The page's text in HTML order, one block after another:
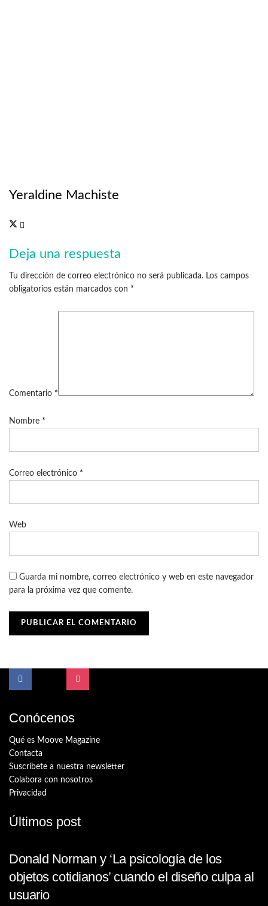
Yeraldine Machiste
Deja una respuesta
Tu dirección de correo electrónico no será publicada. Los campos
obligatorios están marcados con *
Comentario *
Nombre *
Correo electrónico *
Web
Guarda mi nombre, correo electrónico y web en este navegador
para la próxima vez que comente.
Conócenos
Qué es Moove Magazine
Contacta
Suscríbete a nuestra newsletter
Colabora con nosotros
Privacidad
Últimos post
Donald Norman y ‘La psicología de los
objetos cotidianos’ cuando el diseño culpa al
usuario